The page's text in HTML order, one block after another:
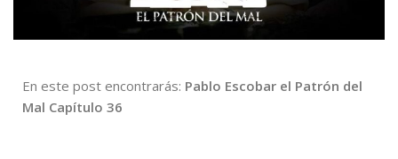
En este post encontrarás: Pablo Escobar el Patrón del
Mal Capítulo 36